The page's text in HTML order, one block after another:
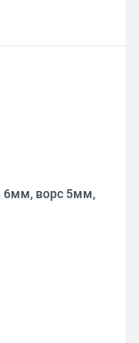
6мм, ворс 5мм,